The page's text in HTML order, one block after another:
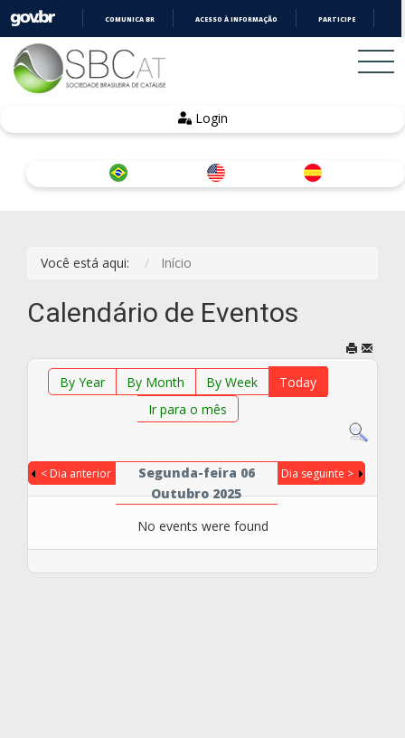
COMUNICA BR ACESSO À INFORMAÇÃO PARTICIPE
Login
Você está aqui: Início
Calendário de Eventos
By Year By Month By Week
Today
Ir para o mês
< Dia anterior
Segunda-feira 06
Outubro 2025
Dia seguinte >
No events were found